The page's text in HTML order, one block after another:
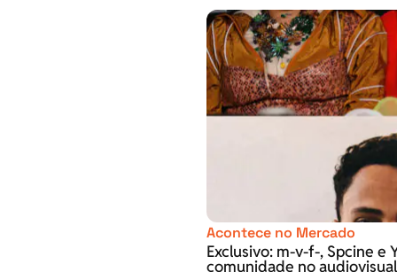
Acontece no Mercado
Exclusivo: m-v-f-, Spcine e
comunidade no audiovisual